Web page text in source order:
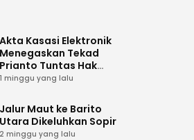
Akta Kasasi Elektronik
Menegaskan Tekad
Prianto Tuntas Hak
Lahan ke Mahkamah
1 minggu yang lalu
Jalur Maut ke Barito
Utara Dikeluhkan Sopir
2 minggu yang lalu